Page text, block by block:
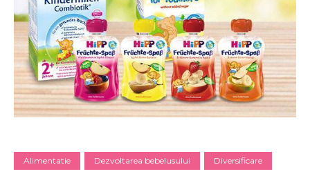
Alimentatie Dezvoltarea bebelusului Diversificare